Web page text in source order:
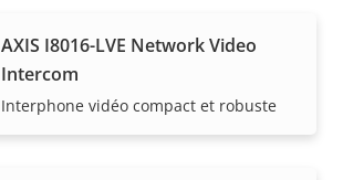
AXIS I8016-LVE Network Video
Intercom
Interphone vidéo compact et robuste